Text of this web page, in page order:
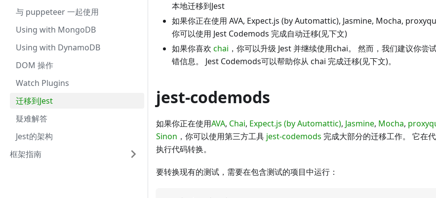
与 puppeteer 一起使用
Using with MongoDB
Using with DynamoDB
DOM 操作
Watch Plugins
迁移到Jest
疑难解答
Jest的架构
框架指南
本地迁移到Jest
如果你正在使用 AVA, Expect.js (by Automattic), Jasmine, Mocha,
你可以使用 Jest Codemods 完成自动迁移(见下文)
如果你喜欢 chai ，你可以升级 Jest 并继续使用chai。 然而，我们建议你尝
错信息。 Jest Codemods可以帮助你从 chai 完成迁移(见下文)。
jest-codemods
如果你正在使用AVA, Chai, Expect.js (by Automattic), Jasmine, Mocha,
Sinon ，你可以使用第三方工具 jest-codemods 完成大部分的迁移工作。 它在
执行代码转换。
要转换现有的测试，需要在包含测试的项目中运行：